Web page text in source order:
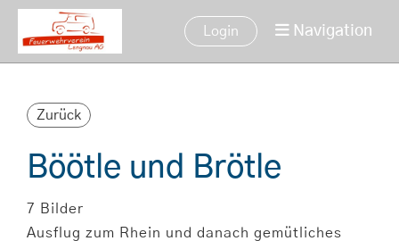
Login Navigation
Zurück
Böötle und Brötle
7 Bilder
Ausflug zum Rhein und danach gemütliches